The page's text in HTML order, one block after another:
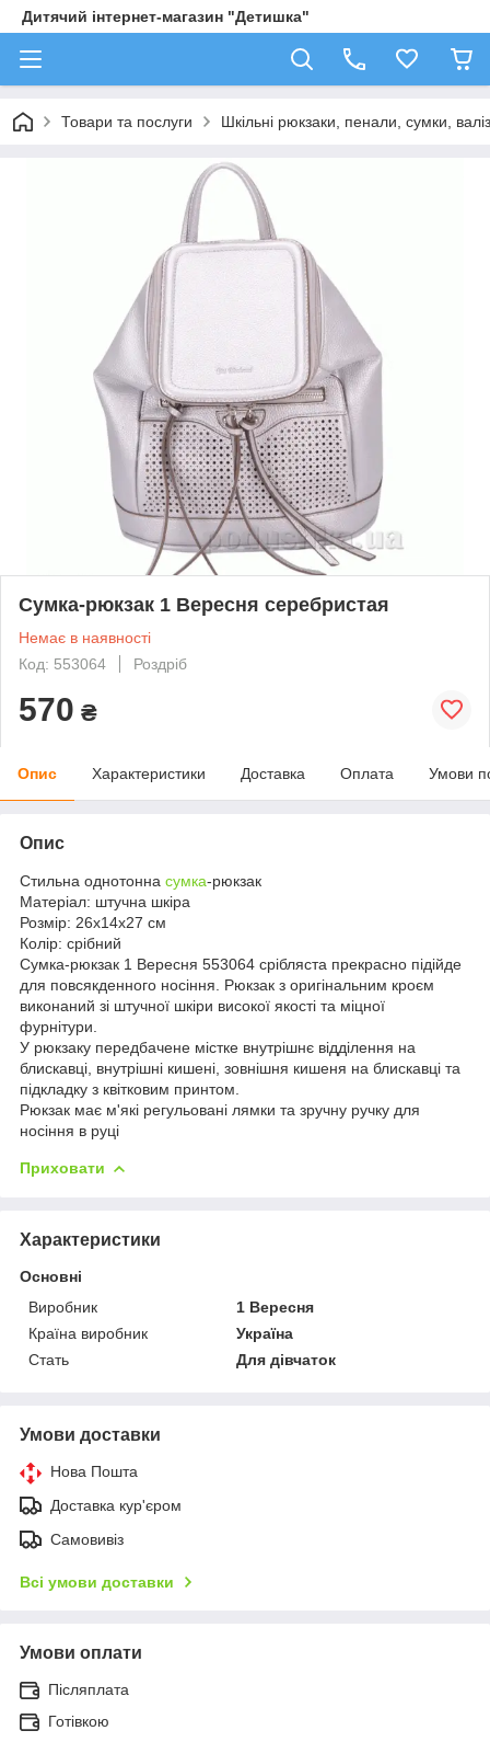
Дитячий інтернет-магазин "Детишка"
Товари та послуги Шкільні рюкзаки, пенали, сумки,
Сумка-рюкзак 1 Вересня серебристая
Немає в наявності
Код: 553064
Роздріб
570 ₴
Опис Характеристики Доставка Оплата Умови
Опис
Стильна однотонна сумка-рюкзак
Матеріал: штучна шкіра
Розмір: 26х14х27 см
Колір: срібний
Сумка-рюкзак 1 Вересня 553064 срібляста прекрасно підійде
для повсякденного носіння. Рюкзак з оригінальним кроєм
виконаний зі штучної шкіри високої якості та міцної
фурнітури.
У рюкзаку передбачене містке внутрішнє відділення на
блискавці, внутрішні кишені, зовнішня кишеня на блискавці та
підкладку з квітковим принтом.
Рюкзак має м'які регульовані лямки та зручну ручку для
носіння в руці
Приховати
Характеристики
Основні
Виробник
1 Вересня
Країна виробник
Україна
Стать
Для дівчаток
Умови доставки
Нова Пошта
Доставка кур'єром
Самовивіз
Всі умови доставки
Умови оплати
Післяплата
Готівкою